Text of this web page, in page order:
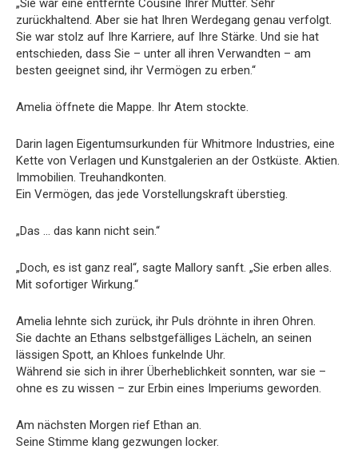
„Sie war eine entfernte Cousine Ihrer Mutter. Sehr
zurückhaltend. Aber sie hat Ihren Werdegang genau verfolgt.
Sie war stolz auf Ihre Karriere, auf Ihre Stärke. Und sie hat
entschieden, dass Sie – unter all ihren Verwandten – am
besten geeignet sind, ihr Vermögen zu erben.“
Amelia öffnete die Mappe. Ihr Atem stockte.
Darin lagen Eigentumsurkunden für Whitmore Industries, eine
Kette von Verlagen und Kunstgalerien an der Ostküste. Aktien.
Immobilien. Treuhandkonten.
Ein Vermögen, das jede Vorstellungskraft überstieg.
„Das … das kann nicht sein.“
„Doch, es ist ganz real“, sagte Mallory sanft. „Sie erben alles.
Mit sofortiger Wirkung.“
Amelia lehnte sich zurück, ihr Puls dröhnte in ihren Ohren.
Sie dachte an Ethans selbstgefälliges Lächeln, an seinen
lässigen Spott, an Khloes funkelnde Uhr.
Während sie sich in ihrer Überheblichkeit sonnten, war sie –
ohne es zu wissen – zur Erbin eines Imperiums geworden.
Am nächsten Morgen rief Ethan an.
Seine Stimme klang gezwungen locker.